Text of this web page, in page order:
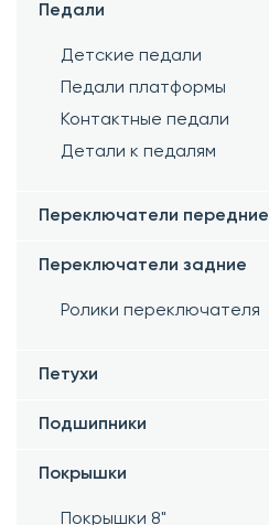
Педали
Детские педали
Педали платформы
Контактные педали
Детали к педалям
Переключатели передние
Переключатели задние
Ролики переключателя
Петухи
Подшипники
Покрышки
Покрышки 8"